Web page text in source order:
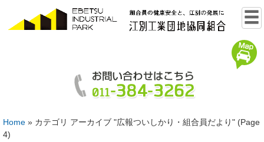
Home » カテゴリ アーカイブ "広報ついしかり・組合員だより" (Page
4)